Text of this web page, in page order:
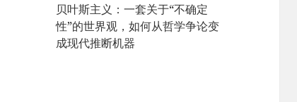
贝叶斯主义：一套关于“不确定
性”的世界观，如何从哲学争论变
成现代推断机器